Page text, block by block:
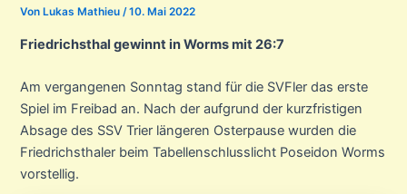
Von Lukas Mathieu/10. Mai 2022
Friedrichsthal gewinnt in Worms mit 26:7
Am vergangenen Sonntag stand für die SVFler das erste
Spiel im Freibad an. Nach der aufgrund der kurzfristigen
Absage des SSV Trier längeren Osterpause wurden die
Friedrichsthaler beim Tabellenschlusslicht Poseidon Worms
vorstellig.